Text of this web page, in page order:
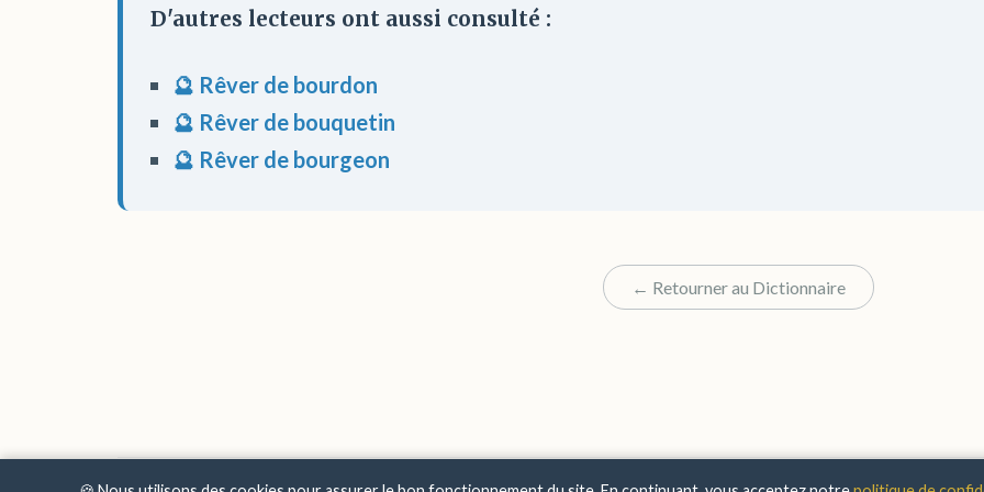
D'autres lecteurs ont aussi consulté :
🔮 Rêver de bourdon
🔮 Rêver de bouquetin
🔮 Rêver de bourgeon
← Retourner au Dictionnaire